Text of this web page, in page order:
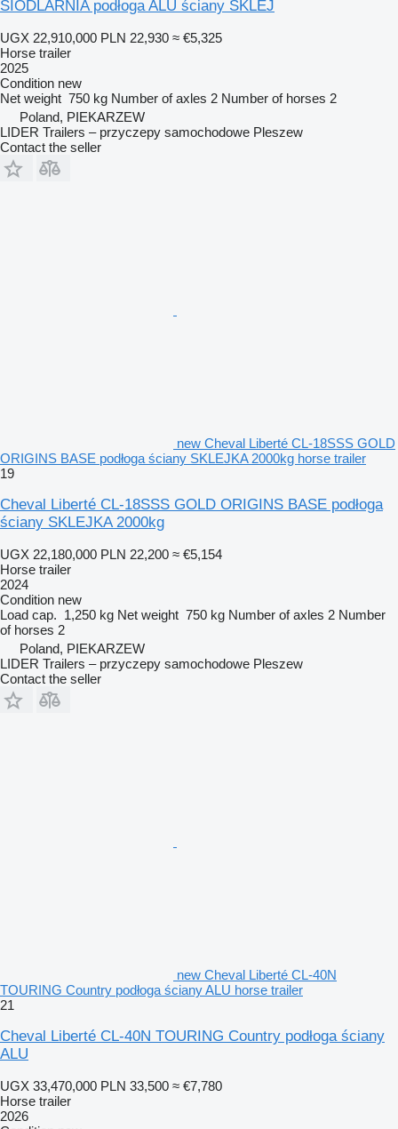
SIODLARNIA podłoga ALU ściany SKLEJ
UGX 22,910,000 PLN 22,930 ≈ €5,325
Horse trailer
2025
Condition new
Net weight 750 kg Number of axles 2 Number of horses 2
Poland, PIEKARZEW
LIDER Trailers – przyczepy samochodowe Pleszew
Contact the seller
new Cheval Liberté CL-18SSS GOLD
ORIGINS BASE podłoga ściany SKLEJKA 2000kg horse trailer
19
Cheval Liberté CL-18SSS GOLD ORIGINS BASE podłoga
ściany SKLEJKA 2000kg
UGX 22,180,000 PLN 22,200 ≈ €5,154
Horse trailer
2024
Condition new
Load cap. 1,250 kg Net weight 750 kg Number of axles 2 Number
of horses 2
Poland, PIEKARZEW
LIDER Trailers – przyczepy samochodowe Pleszew
Contact the seller
new Cheval Liberté CL-40N
TOURING Country podłoga ściany ALU horse trailer
21
Cheval Liberté CL-40N TOURING Country podłoga ściany
ALU
UGX 33,470,000 PLN 33,500 ≈ €7,780
Horse trailer
2026